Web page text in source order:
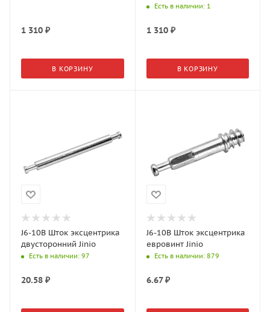
1 310 ₽
В КОРЗИНУ
Есть в наличии: 1
1 310₽
В КОРЗИНУ
J6-10B Шток эксцентрика
двусторонний Jinio
Есть в наличии: 97
20.58 ₽
J6-10B Шток эксцентрика
евровинт Jinio
Есть в наличии: 879
6.67₽